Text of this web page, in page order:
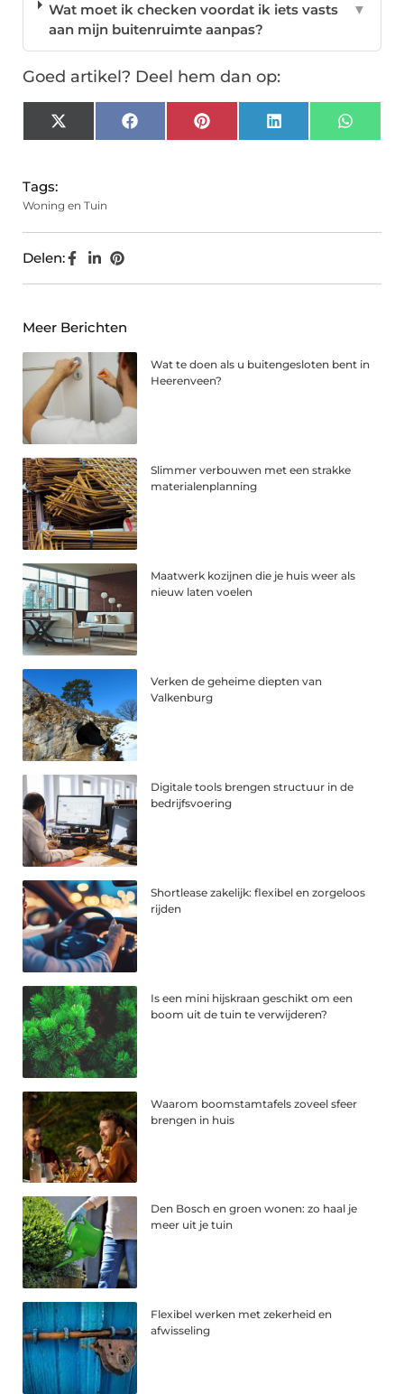
Wat moet ik checken voordat ik iets vasts
aan mijn buitenruimte aanpas?
▼
Goed artikel? Deel hem dan op:
X
(Twitter)
FacebookPinterest LinkedIn
Tags:
Woning en Tuin
Delen:
Meer Berichten
Wat te doen als u buitengesloten bent in
Heerenveen?
Slimmer verbouwen met een strakke
materialenplanning
Maatwerk kozijnen die je huis weer als
nieuw laten voelen
Verken de geheime diepten van
Valkenburg
Digitale tools brengen structuur in de
bedrijfsvoering
Shortlease zakelijk: flexibel en zorgeloos
rijden
Is een mini hijskraan geschikt om een
boom uit de tuin te verwijderen?
Waarom boomstamtafels zoveel sfeer
brengen in huis
Den Bosch en groen wonen: zo haal je
meer uit je tuin
Flexibel werken met zekerheid en
afwisseling